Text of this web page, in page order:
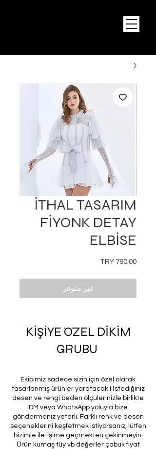
İTHAL TASARIM
FİYONK DETAY
ELBİSE
غير متوفر
KİŞİYE ÖZEL DİKİM
GRUBU
Ekibimiz sadece sizin için özel olarak
tasarlanmış ürünler yaratacak ! İstediğiniz
desen ve rengi beden ölçülerinizle birlikte
DM veya WhatsApp yoluyla bize
göndermeniz yeterli. Farklı renk ve desen
seçeneklerini keşfetmek istiyorsanız, lütfen
bizimle iletişime geçmekten çekinmeyin.
Ürün kumaş tüy vb değerler çabuk fiyat